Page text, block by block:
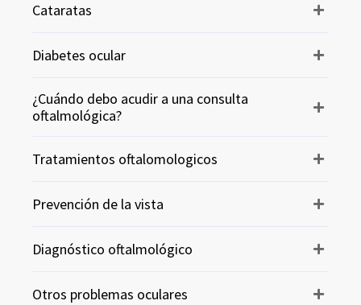
Cataratas
Diabetes ocular
¿Cuándo debo acudir a una consulta
oftalmológica?
Tratamientos oftalomologicos
Prevención de la vista
Diagnóstico oftalmológico
Otros problemas oculares